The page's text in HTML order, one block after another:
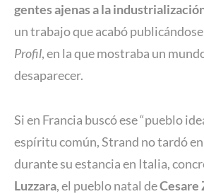
gentes ajenas a la
un trabajo que acabó
Profil, en la que mostraba un
desaparecer.
Si en Francia buscó ese “pueblo
espíritu común, Strand no tardó
durante su estancia en Italia,
Luzzara, el pueblo natal deCesare